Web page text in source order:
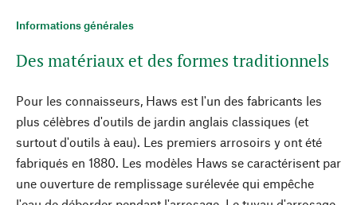
Informations générales
Des matériaux et des formes traditionnels
Pour les connaisseurs, Haws est l'un des fabricants les
plus célèbres d'outils de jardin anglais classiques (et
surtout d'outils à eau). Les premiers arrosoirs y ont été
fabriqués en 1880. Les modèles Haws se caractérisent par
une ouverture de remplissage surélevée qui empêche